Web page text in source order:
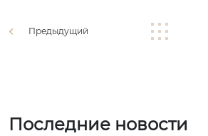
Предыдущий
Последние новости